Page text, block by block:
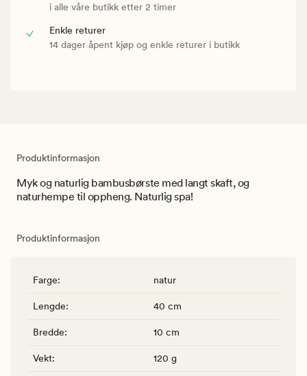
i alle våre butikk etter 2 timer
Enkle returer
14 dager åpent kjøp og enkle returer i butikk
Produktinformasjon
Myk og naturlig bambusbørste med langt skaft, og
naturhempe til oppheng. Naturlig spa!
Produktinformasjon
Farge: natur
Lengde: 40 cm
Bredde: 10 cm
Vekt: 120 g